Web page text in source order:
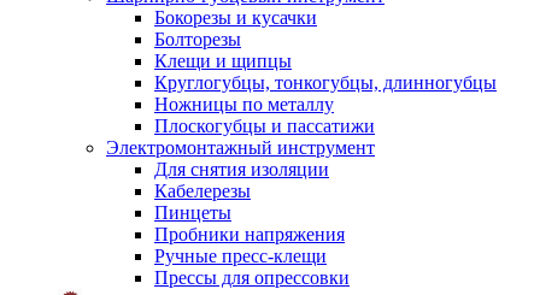
Бокорезы и кусачки
Болторезы
Клещи и щипцы
Круглогубцы, тонкогубцы, длинногубцы
Ножницы по металлу
Плоскогубцы и пассатижи
Электромонтажный инструмент
Для снятия изоляции
Кабелерезы
Пинцеты
Пробники напряжения
Ручные пресс-клещи
Прессы для опрессовки